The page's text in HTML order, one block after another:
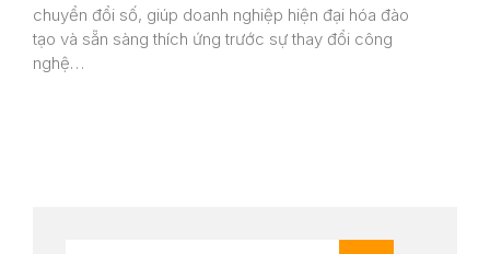
chuyển đổi số, giúp doanh nghiệp hiện đại hóa đào
tạo và sẵn sàng thích ứng trước sự thay đổi công
nghệ…